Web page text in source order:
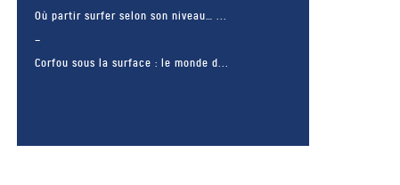
Où partir surfer selon son niveau… ...
Corfou sous la surface : le monde d...